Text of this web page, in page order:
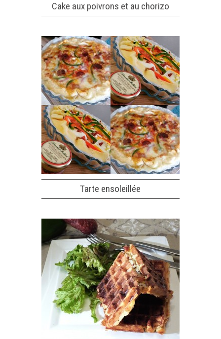
Cake aux poivrons et au chorizo
Tarte ensoleillée